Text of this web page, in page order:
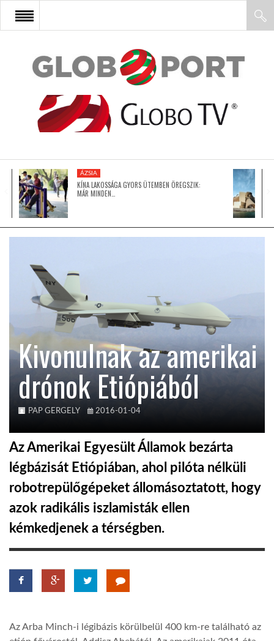
FŐOLDAL
AFRIKA
ÁZSIA
KÖZEL-KELET
AUSZTRÁLIA
A VILÁG ITTHON
GLOBOTV BP
HÍR3D
TROPICALMAGAZIN
ÁZSIA
KÍNA LAKOSSÁGA GYORS ÜTEMBEN ÖREGSZIK:
MÁR MINDEN…
Kivonulnak az amerikai
drónok Etiópiából
PAP GERGELY 2016-01-04
Az Amerikai Egyesült Államok bezárta
légbázisát Etiópiában, ahol pilóta nélküli
robotrepülőgépeket állomásoztatott, hogy
azok radikális iszlamisták ellen
kémkedjenek a térségben.
Az Arba Minch-i légibázis körülbelül 400 km-re található az